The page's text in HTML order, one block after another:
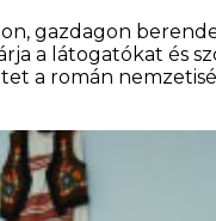
gazdagon
a látogatókat és
a román